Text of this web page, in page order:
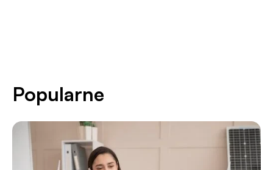
Popularne